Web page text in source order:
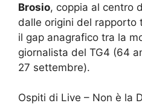
Brosio, coppia al centro
dalle origini del rapporto
il gap anagrafico tra la
giornalista del TG4 (64
27 settembre).
Ospiti di Live – Non è la